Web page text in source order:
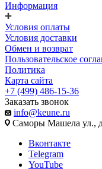
Информация
Условия оплаты
Условия доставки
Обмен и возврат
Пользовательское
Политика
Карта сайта
+7 (499) 486-15-36
Заказать звонок
info@keune.ru
Саморы Машела ул.,
Вконтакте
Telegram
YouTube